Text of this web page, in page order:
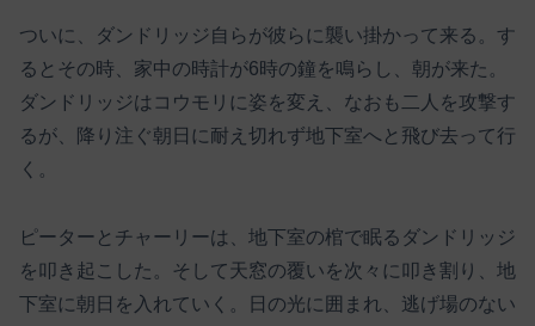
ついに、ダンドリッジ自らが彼らに襲い掛かって来る。す
るとその時、家中の時計が6時の鐘を鳴らし、朝が来た。
ダンドリッジはコウモリに姿を変え、なおも二人を攻撃す
るが、降り注ぐ朝日に耐え切れず地下室へと飛び去って行
く。
ピーターとチャーリーは、地下室の棺で眠るダンドリッジ
を叩き起こした。そして天窓の覆いを次々に叩き割り、地
下室に朝日を入れていく。日の光に囲まれ、逃げ場のない